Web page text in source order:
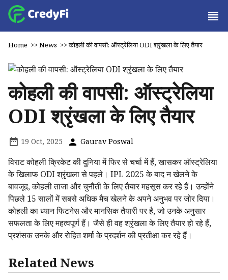
Home >>News >>कोहली की वापसी: ऑस्ट्रेलिया ODI श्रृंखला के लिए तैयार
कोहली की वापसी: ऑस्ट्रेलिया
ODI श्रृंखला के लिए तैयार
19 Oct, 2025 Gaurav Poswal
विराट कोहली क्रिकेट की दुनिया में फिर से चर्चा में हैं, खासकर ऑस्ट्रेलिया
के खिलाफ ODI श्रृंखला से पहले। IPL 2025 के बाद न खेलने के
बावजूद, कोहली ताजा और चुनौती के लिए तैयार महसूस कर रहे हैं। उन्होंने
पिछले 15 सालों में सबसे अधिक मैच खेलने के अपने अनुभव पर जोर दिया।
कोहली का ध्यान फिटनेस और मानसिक तैयारी पर है, जो उनके अनुसार
सफलता के लिए महत्वपूर्ण हैं। जैसे ही वह श्रृंखला के लिए तैयार हो रहे हैं,
प्रशंसक उनके और रोहित शर्मा के प्रदर्शन की प्रतीक्षा कर रहे हैं।
Related News